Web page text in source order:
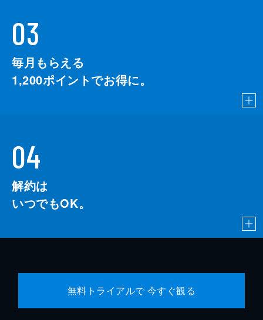
03
毎月もらえる
1,200ポイントでお得に。
04
解約は
いつでもOK。
無料トライアルで 今すぐ観る